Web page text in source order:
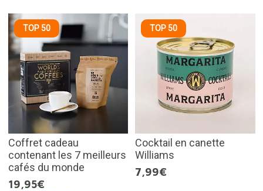
TOP 50
Coffret cadeau
contenant les 7 meilleurs
cafés du monde
19,95€
TOP 50
Cocktail en canette
Williams
7,99€